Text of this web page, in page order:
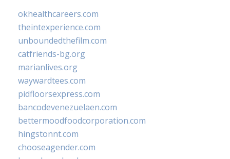
okhealthcareers.com
theintexperience.com
unboundedthefilm.com
catfriends-bg.org
marianlives.org
waywardtees.com
pidfloorsexpress.com
bancodevenezuelaen.com
bettermoodfoodcorporation.com
hingstonnt.com
chooseagender.com